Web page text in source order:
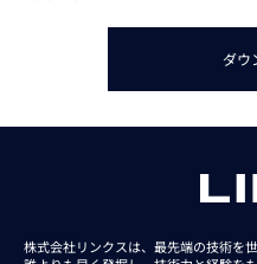
ダウ
株式会社リンクスは、最先端の技術を